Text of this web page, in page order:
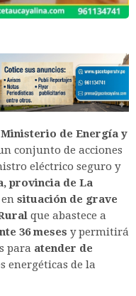
Ministerio de Energía y
conjunto de acciones
eléctrico seguro y
provincia de La
situación de grave
que abastece a
36 meses y permitirá
para atender de
energéticas de la